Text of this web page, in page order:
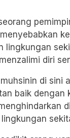
lingkungan
diri
di sini
baik dengan